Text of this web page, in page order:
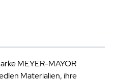
MEYER-MAYOR
Materialien, ihre